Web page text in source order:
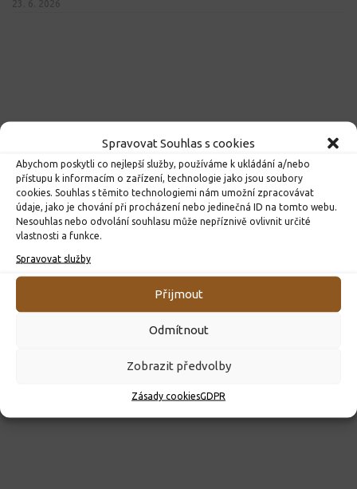
Spravovat Souhlas s cookies
Abychom poskytli co nejlepší služby, používáme k ukládání a/nebo
přístupu k informacím o zařízení, technologie jako jsou soubory
cookies. Souhlas s těmito technologiemi nám umožní zpracovávat
údaje, jako je chování při procházení nebo jedinečná ID na tomto webu.
Nesouhlas nebo odvolání souhlasu může nepříznivě ovlivnit určité
vlastnosti a funkce.
Spravovat služby
Přijmout
Odmítnout
Zobrazit předvolby
Zásady cookiesGDPR
23. 6. 2026
ROZHODNUTÍ O PŘIJETÍ K PŘEDŠKOLNÍMU VZDĚLÁVÁNÍ